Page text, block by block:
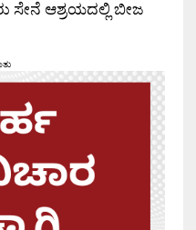
ಸೇನೆ ಆಶ್ರಯದಲ್ಲಿ ಬೀಜ